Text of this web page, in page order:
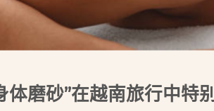
体磨砂”在越南旅行中特